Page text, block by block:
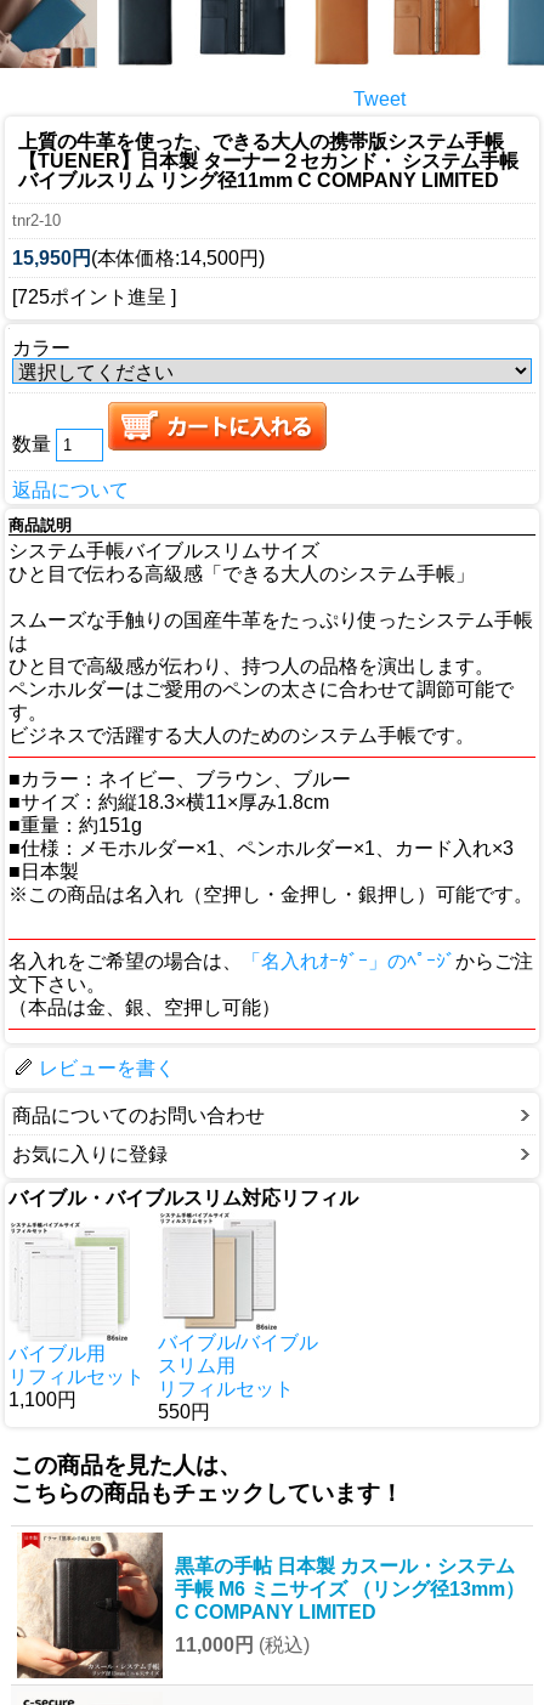
Tweet
上質の牛革を使った、できる大人の携帯版システム手帳
【TUENER】
日本製 ターナー２セカンド・ システム手帳
バイブルスリム リング径11mm C COMPANY LIMITED
tnr2-10
15,950円 (本体価格:14,500円)
[725ポイント進呈 ]
カラー
数量
返品について
商品説明
システム手帳バイブルスリムサイズ
ひと目で伝わる高級感「できる大人のシステム手帳」
スムーズな手触りの国産牛革をたっぷり使ったシステム手帳
は
ひと目で高級感が伝わり、持つ人の品格を演出します。
ペンホルダーはご愛用のペンの太さに合わせて調節可能で
す。
ビジネスで活躍する大人のためのシステム手帳です。
■カラー：ネイビー、ブラウン、ブルー
■サイズ：約縦18.3×横11×厚み1.8cm
■重量：約151g
■仕様：メモホルダー×1、ペンホルダー×1、カード入れ×3
■日本製
※この商品は名入れ（空押し・金押し・銀押し）可能です。
名入れをご希望の場合は、 「名入れｵｰﾀﾞｰ」のﾍﾟｰｼﾞからご注
文下さい。
（本品は金、銀、空押し可能）
レビューを書く
商品についてのお問い合わせ
お気に入りに登録
バイブル・バイブルスリム対応リフィル
バイブル用
リフィルセット
1,100円
バイブル/バイブル
スリム用
リフィルセット
550円
この商品を見た人は、
こちらの商品もチェックしています！
黒革の手帖 日本製 カスール・システム
手帳 M6 ミニサイズ （リング径13mm）
C COMPANY LIMITED
11,000円 (税込)